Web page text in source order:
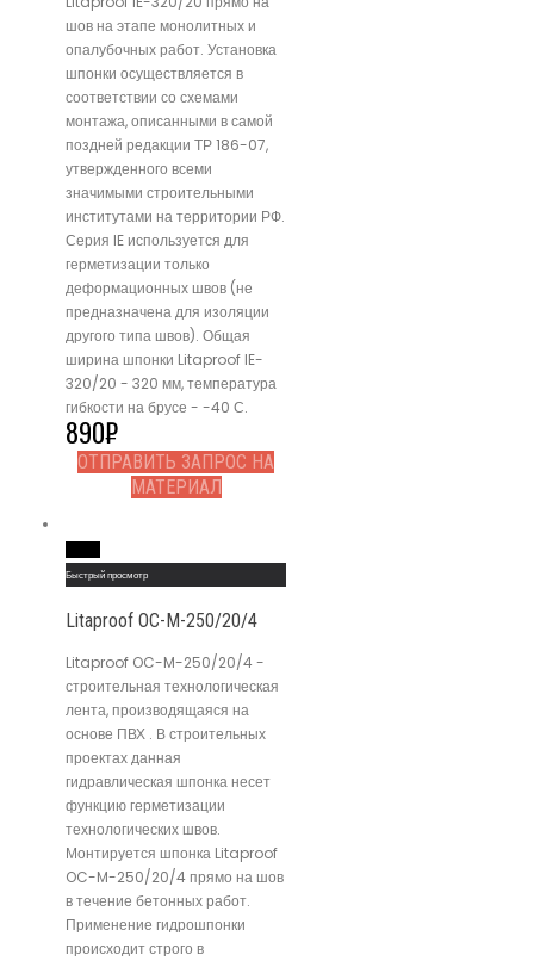
шов на этапе монолитных и
опалубочных работ. Установка
шпонки осуществляется в
соответствии со схемами
монтажа, описанными в самой
поздней редакции ТР 186-07,
утвержденного всеми
значимыми строительными
институтами на территории РФ.
Серия IE используется для
герметизации только
деформационных швов (не
предназначена для изоляции
другого типа швов). Общая
ширина шпонки Litaproof IE-
320/20 - 320 мм, температура
гибкости на брусе - -40 С.
890₽
ОТПРАВИТЬ ЗАПРОС НА
МАТЕРИАЛ
Быстрый просмотр
Litaproof OC-M-250/20/4
Litaproof OC-M-250/20/4 -
строительная технологическая
лента, производящаяся на
основе ПВХ . В строительных
проектах данная
гидравлическая шпонка несет
функцию герметизации
технологических швов.
Монтируется шпонка Litaproof
OC-M-250/20/4 прямо на шов
в течение бетонных работ.
Применение гидрошпонки
происходит строго в